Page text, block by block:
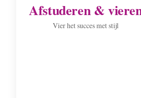
Afstuderen &
Vier het succes met stijl